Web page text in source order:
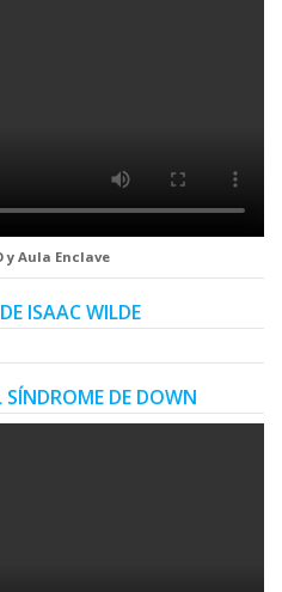
y Aula Enclave
ISAAC WILDE
DE DOWN